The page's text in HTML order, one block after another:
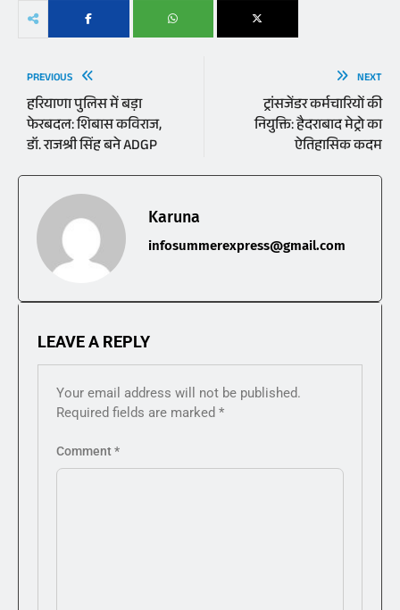
PREVIOUS
हरियाणा पुलिस में बड़ा
फेरबदल: शिबास कविराज,
डॉ. राजश्री सिंह बने ADGP
NEXT
ट्रांसजेंडर कर्मचारियों की
नियुक्ति: हैदराबाद मेट्रो का
ऐतिहासिक कदम
Karuna
infosummerexpress@gmail.com
LEAVE A REPLY
Your email address will not be published.
Required fields are marked *
Comment*